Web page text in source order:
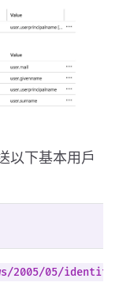
以下基本用戶
2005/05/